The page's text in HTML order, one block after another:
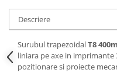
Scule si aparate de masura
Aparate de masura si
Scule manuale si
Lipit si accesorii lipit
Descriere
Surubul trapezoidalT8
liniara pe axe in imprimante
pozitionare si proiecte